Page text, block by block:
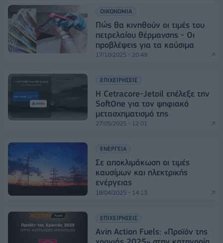
ΟΙΚΟΝΟΜΙΑ
Πώς θα κινηθούν οι τιμές του
πετρελαίου θέρμανσης - Οι
προβλέψεις για τα καύσιμα
17/10/2025 - 20:49
ΕΠΙΧΕΙΡΗΣΕΙΣ
H Cetracore-Jetoil επέλεξε την
SoftOne για τον ψηφιακό
μετασχηματισμό της
27/05/2025 - 12:01
ΕΝΕΡΓΕΙΑ
Σε αποκλιμάκωση οι τιμές
καυσίμων και ηλεκτρικής
ενέργειας
18/04/2025 - 14:13
ΕΠΙΧΕΙΡΗΣΕΙΣ
Avin Action Fuels: «Προϊόν της